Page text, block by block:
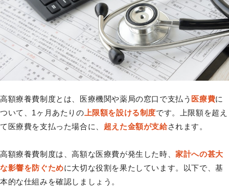
高額療養費制度とは、医療機関や薬局の窓口で支払う 医療費に
ついて、1ヶ月あたりの 上限額を設ける制度です。上限額を超え
て医療費を支払った場合に、 超えた金額が支給されます。
高額療養費制度は、高額な医療費が発生した時、家計への甚大
な影響を防ぐために大切な役割を果たしています。以下で、基
本的な仕組みを確認しましょう。